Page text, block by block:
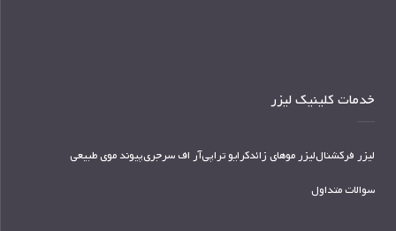
خدمات کلینیک لیزر
لیزر فرکشناللیزر موهای زائدکرایو تراپیآر اف سرجریپیوند موی طبیعی
سوالات متداول